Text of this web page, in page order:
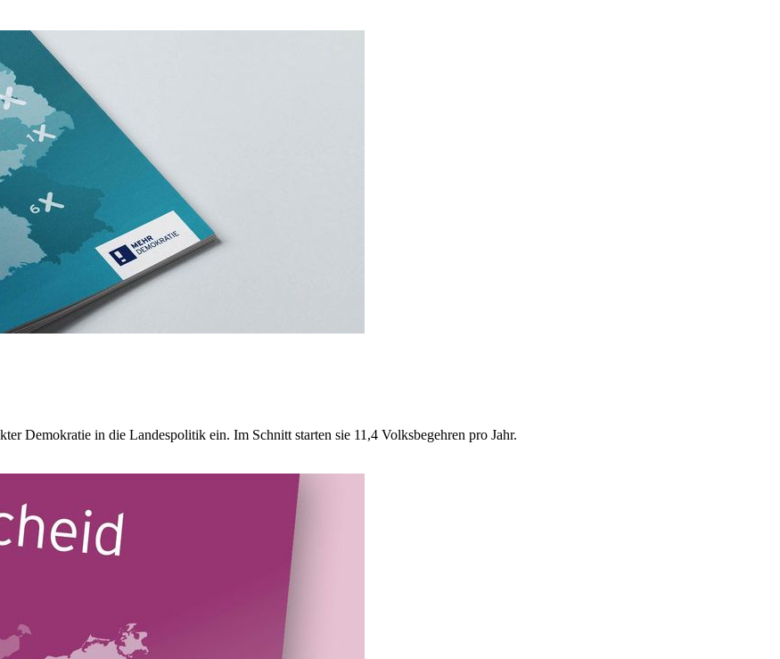
Demokratie in die Landespolitik ein. Im Schnitt starten sie 11,4 Volksbegehren pro Jahr.